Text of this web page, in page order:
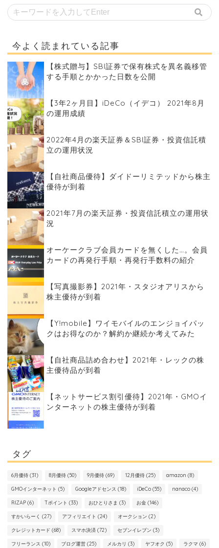
今よく読まれている記事
【株式贈与】SBI証券で保有株式を異名義移管
する手順とかかった日数を公開
【3年2ヶ月目】iDeCo（イデコ） 2021年8月
の運用成績
2022年4月の楽天証券＆SBI証券・投資信託積
立の運用状況
【自社商品優待】ダイドーリミテッドから株主
優待が到着
2021年7月の楽天証券・投資信託積立の運用状
況
オーケークラブ会員カードを無くした…。会員
カードの再発行手順・再発行手数料の紹介
【写真撮影券】2021年・スタジオアリスから
株主優待が到着
【Y!mobile】ワイモバイルのエンジョイパッ
クはお得なのか？解約か継続か考えてみた
【自社商品詰め合わせ】2021年・レックの株
主優待品が到着
【ネットサービス割引優待】2021年・GMOイ
ンターネットの株主優待が到着
タグ
6月優待 (31) 8月優待 (50) 9月優待 (69) 12月優待 (25) amazon (8)
GMOインターネット (5) Googleアドセンス (18) iDeCo (55) nanaco (4)
RIZAP (6) Tポイント (33) おひとりさま (3) お金 (146)
すかいらーく (27) アフィリエイト (24) オークション (2)
クレジットカード (68) スマホ決済 (72) セブンイレブン (3)
フリーランス (10) ブログ運営 (25) メルカリ (3) ヤフオク (5) ラクマ (6)